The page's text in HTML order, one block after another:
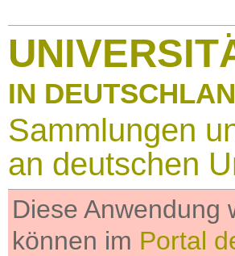
IN
Sammlungen
an deutschen
Diese Anwendung
können im Portal